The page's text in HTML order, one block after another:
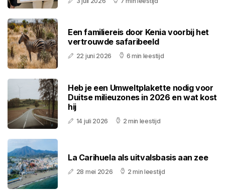
Een familiereis door Kenia voorbij het
vertrouwde safaribeeld
22 juni 2026 6 min leestijd
Heb je een Umweltplakette nodig voor
Duitse milieuzones in 2026 en wat kost
hij
14 juli 2026 2 min leestijd
La Carihuela als uitvalsbasis aan zee
28 mei 2026 2 min leestijd